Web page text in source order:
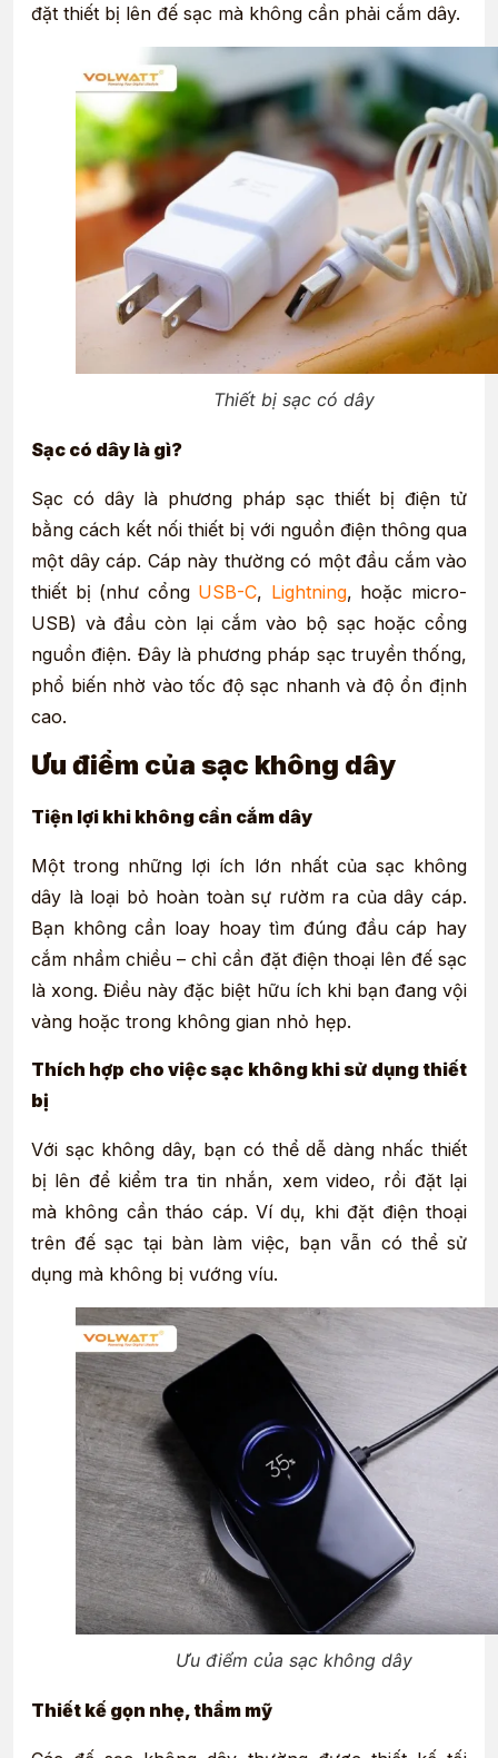
đặt thiết bị lên đế sạc mà không cần phải cắm dây.
Thiết bị sạc có dây
Sạc có dây là gì?
Sạc có dây là phương pháp sạc thiết bị điện tử
bằng cách kết nối thiết bị với nguồn điện thông qua
một dây cáp. Cáp này thường có một đầu cắm vào
thiết bị (như cổng USB-C, Lightning, hoặc micro-
USB) và đầu còn lại cắm vào bộ sạc hoặc cổng
nguồn điện. Đây là phương pháp sạc truyền thống,
phổ biến nhờ vào tốc độ sạc nhanh và độ ổn định
cao.
Ưu điểm của sạc không dây
Tiện lợi khi không cần cắm dây
Một trong những lợi ích lớn nhất của sạc không
dây là loại bỏ hoàn toàn sự rườm ra của dây cáp.
Bạn không cần loay hoay tìm đúng đầu cáp hay
cắm nhầm chiều – chỉ cần đặt điện thoại lên đế sạc
là xong. Điều này đặc biệt hữu ích khi bạn đang vội
vàng hoặc trong không gian nhỏ hẹp.
Thích hợp cho việc sạc không khi sử dụng thiết
bị
Với sạc không dây, bạn có thể dễ dàng nhấc thiết
bị lên để kiểm tra tin nhắn, xem video, rồi đặt lại
mà không cần tháo cáp. Ví dụ, khi đặt điện thoại
trên đế sạc tại bàn làm việc, bạn vẫn có thể sử
dụng mà không bị vướng víu.
Ưu điểm của sạc không dây
Thiết kế gọn nhẹ, thẩm mỹ